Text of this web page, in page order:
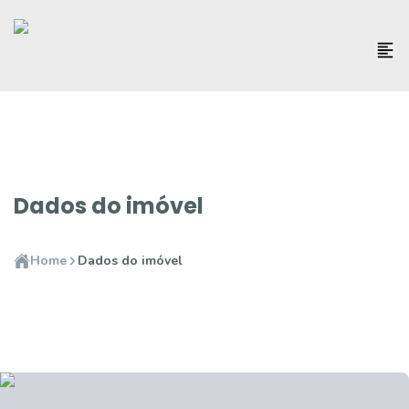
Dados do imóvel
Home Dados do imóvel